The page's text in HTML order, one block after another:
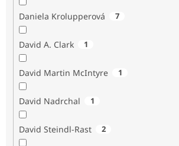
Daniela Krolupperová 7
David A. Clark 1
David Martin McIntyre 1
David Nadrchal 1
David Steindl-Rast 2